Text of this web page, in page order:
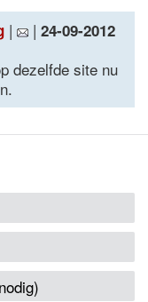
| | 24-09-2012
dezelfde site nu